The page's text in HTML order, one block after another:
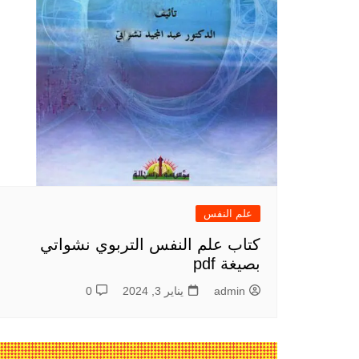
علم النفس
كتاب علم النفس التربوي نشواتي
بصيغة pdf
admin يناير 3, 2024 0